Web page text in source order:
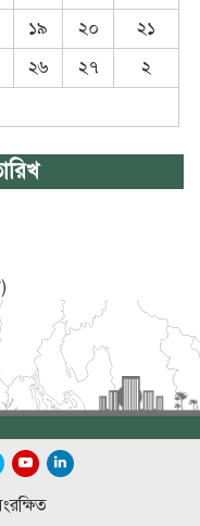
১৯ ২০
২১
২৬ ২৭
২